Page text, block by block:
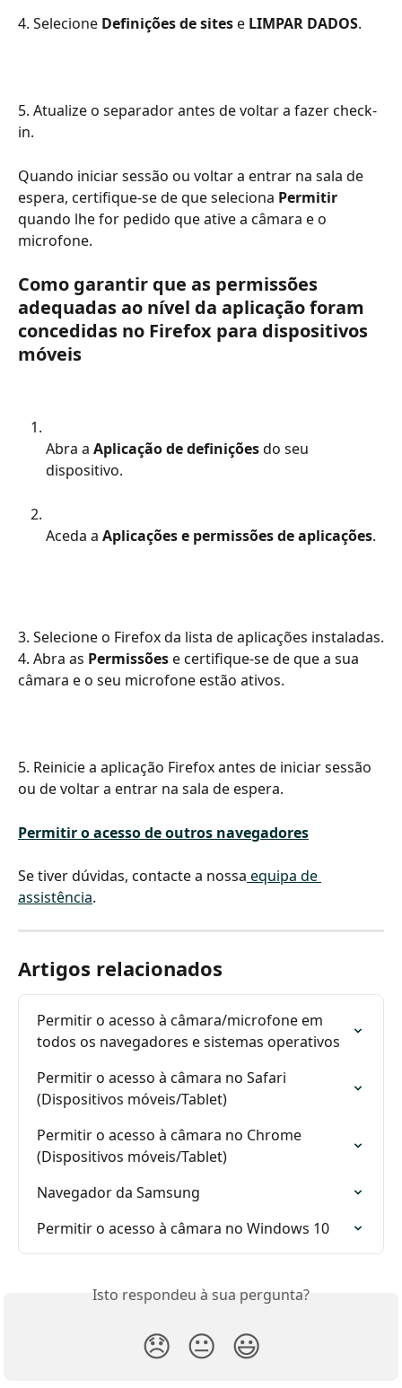
4. Selecione Definições de sites e LIMPAR DADOS.
5. Atualize o separador antes de voltar a fazer check-
in.
Quando iniciar sessão ou voltar a entrar na sala de
espera, certifique-se de que seleciona Permitir
quando lhe for pedido que ative a câmara e o
microfone.
Como garantir que as permissões
adequadas ao nível da aplicação foram
concedidas no Firefox para dispositivos
móveis
Abra a Aplicação de definições do seu
dispositivo.
Aceda a Aplicações e permissões de aplicações.
3. Selecione o Firefox da lista de aplicações instaladas.
4. Abra as Permissões e certifique-se de que a sua
câmara e o seu microfone estão ativos.
5. Reinicie a aplicação Firefox antes de iniciar sessão
ou de voltar a entrar na sala de espera.
Permitir o acesso de outros navegadores
Se tiver dúvidas, contacte a nossa equipa de
assistência.
Artigos relacionados
Permitir o acesso à câmara/microfone em
todos os navegadores e sistemas operativos
Permitir o acesso à câmara no Safari
(Dispositivos móveis/Tablet)
Permitir o acesso à câmara no Chrome
(Dispositivos móveis/Tablet)
Navegador da Samsung
Permitir o acesso à câmara no Windows 10
Isto respondeu à sua pergunta?
😞 😐 😃